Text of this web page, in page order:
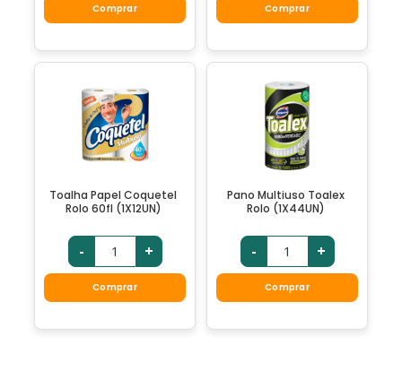
Comprar Comprar
Toalha Papel Coquetel
Rolo 60fl (1X12UN)
- +
Comprar
Pano Multiuso Toalex
Rolo (1X44UN)
- +
Comprar